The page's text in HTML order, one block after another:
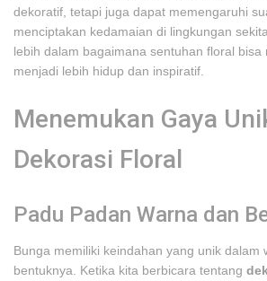
dekoratif, tetapi juga dapat memengaruhi
menciptakan kedamaian di lingkungan
lebih dalam bagaimana sentuhan floral bisa
menjadi lebih hidup dan inspiratif.
Menemukan Gaya
Dekorasi Floral
Padu Padan Warna dan
Bunga memiliki keindahan yang unik dalam
bentuknya. Ketika kita berbicara tentang